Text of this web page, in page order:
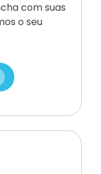
com suas
o seu